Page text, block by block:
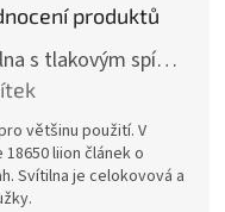
produktů
Taktická svítilna s tlakovým spínačem [TCX]
je 5 z 5 hvězdiček.
většinu použití. V
liion článek o
Svítilna je celokovová a